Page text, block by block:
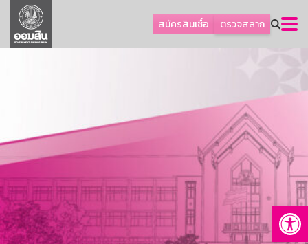
สมัครสินเชื่อ ตรวจสลาก
ลูกค้าธุรกิจ
ลูกค้าผู้ประกอบรายย่อย
การพัฒนาที่ยั่งยืน
ข่าวสาร
บริการทางการเงิน
อื่นๆ
ติดต่อเรา